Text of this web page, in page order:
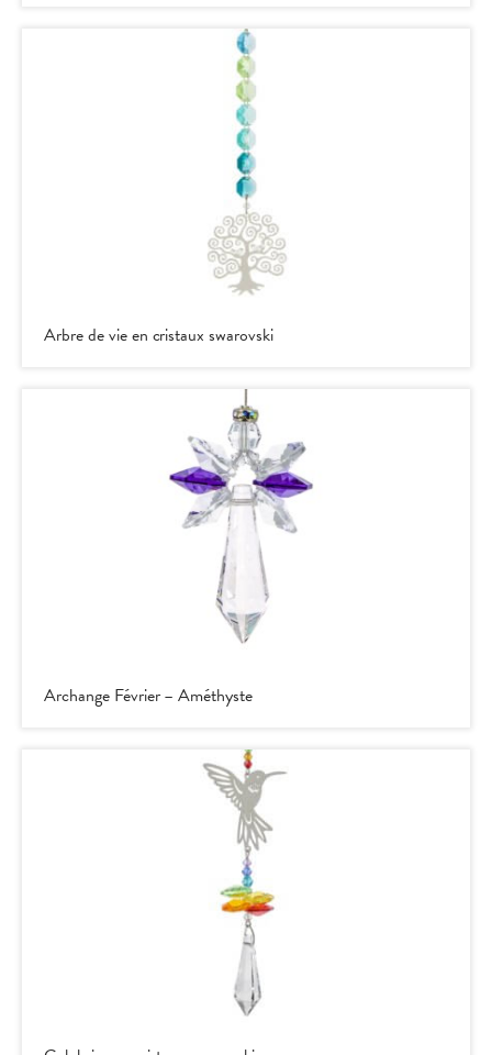
Arbre de vie en cristaux swarovski
Archange Février – Améthyste